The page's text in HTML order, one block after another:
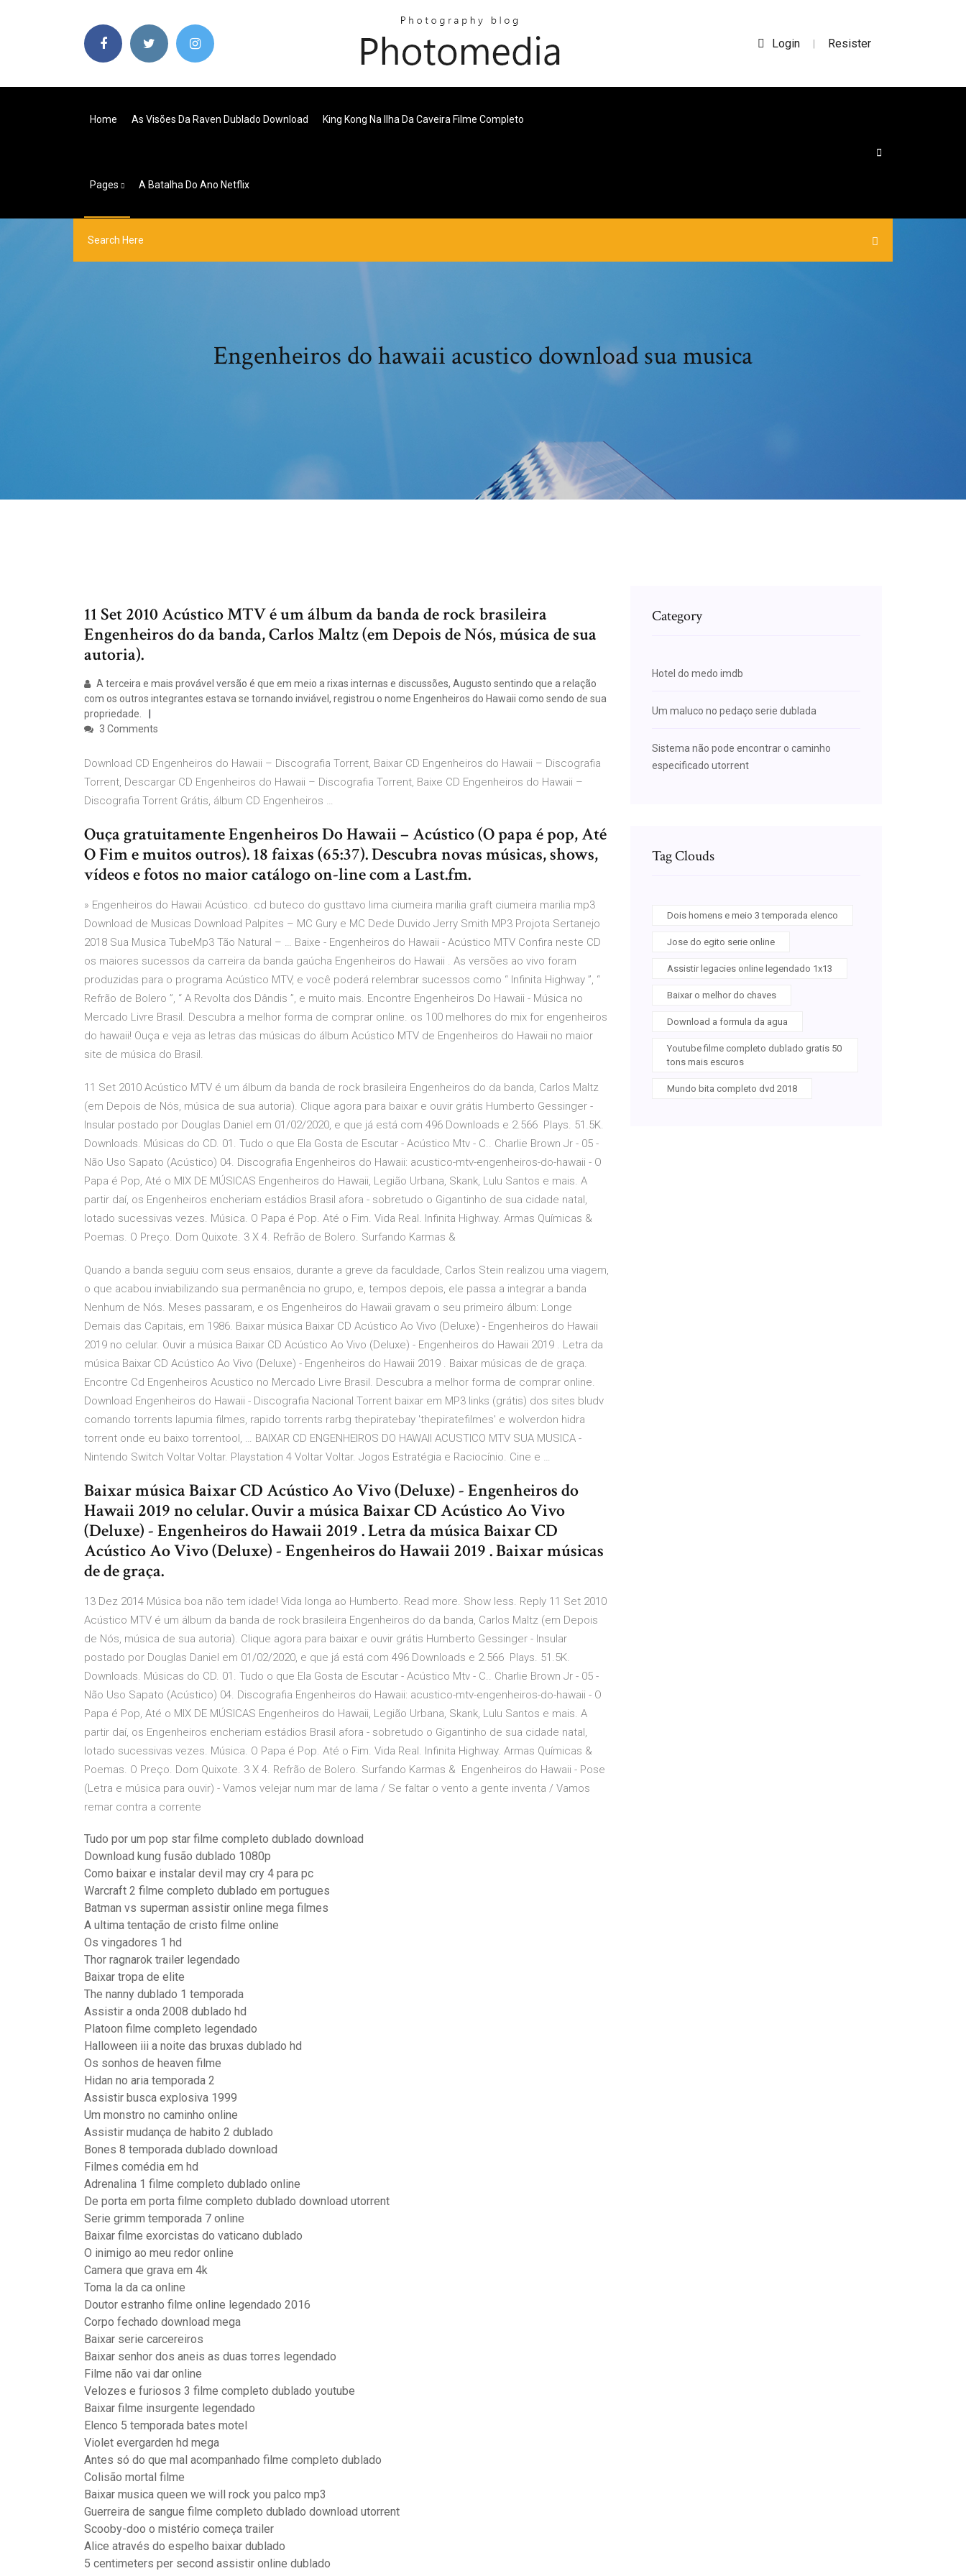
Login | Resister
Home As Visões Da Raven Dublado Download King Kong Na Ilha Da Caveira Filme Completo
Pages A Batalha Do Ano Netflix
Engenheiros do hawaii acustico download sua musica
11 Set 2010 Acústico MTV é um álbum da banda de rock brasileira
Engenheiros do da banda, Carlos Maltz (em Depois de Nós, música de sua
autoria).
A terceira e mais provável versão é que em meio a rixas internas e discussões, Augusto sentindo que a relação
com os outros integrantes estava se tornando inviável, registrou o nome Engenheiros do Hawaii como sendo de sua
propriedade.
3 Comments
Download CD Engenheiros do Hawaii – Discografia Torrent, Baixar CD Engenheiros do Hawaii – Discografia
Torrent, Descargar CD Engenheiros do Hawaii – Discografia Torrent, Baixe CD Engenheiros do Hawaii –
Discografia Torrent Grátis, álbum CD Engenheiros …
Ouça gratuitamente Engenheiros Do Hawaii – Acústico (O papa é pop, Até
O Fim e muitos outros). 18 faixas (65:37). Descubra novas músicas, shows,
vídeos e fotos no maior catálogo on-line com a Last.fm.
» Engenheiros do Hawaii Acústico. cd buteco do gusttavo lima ciumeira marilia graft ciumeira marilia mp3
Download de Musicas Download Palpites – MC Gury e MC Dede Duvido Jerry Smith MP3 Projota Sertanejo
2018 Sua Musica TubeMp3 Tão Natural – … Baixe - Engenheiros do Hawaii - Acústico MTV Confira neste CD
os maiores sucessos da carreira da banda gaúcha Engenheiros do Hawaii . As versões ao vivo foram
produzidas para o programa Acústico MTV, e você poderá relembrar sucessos como “ Infinita Highway ”, “
Refrão de Bolero ”, “ A Revolta dos Dândis ”, e muito mais. Encontre Engenheiros Do Hawaii - Música no
Mercado Livre Brasil. Descubra a melhor forma de comprar online. os 100 melhores do mix for engenheiros
do hawaii! Ouça e veja as letras das músicas do álbum Acústico MTV de Engenheiros do Hawaii no maior
site de música do Brasil.
11 Set 2010 Acústico MTV é um álbum da banda de rock brasileira Engenheiros do da banda, Carlos Maltz
(em Depois de Nós, música de sua autoria). Clique agora para baixar e ouvir grátis Humberto Gessinger -
Insular postado por Douglas Daniel em 01/02/2020, e que já está com 496 Downloads e 2.566 Plays. 51.5K.
Downloads. Músicas do CD. 01. Tudo o que Ela Gosta de Escutar - Acústico Mtv - C.. Charlie Brown Jr - 05 -
Não Uso Sapato (Acústico) 04. Discografia Engenheiros do Hawaii: acustico-mtv-engenheiros-do-hawaii - O
Papa é Pop, Até o MIX DE MÚSICAS Engenheiros do Hawaii, Legião Urbana, Skank, Lulu Santos e mais. A
partir daí, os Engenheiros encheriam estádios Brasil afora - sobretudo o Gigantinho de sua cidade natal,
lotado sucessivas vezes. Música. O Papa é Pop. Até o Fim. Vida Real. Infinita Highway. Armas Químicas &
Poemas. O Preço. Dom Quixote. 3 X 4. Refrão de Bolero. Surfando Karmas &
Quando a banda seguiu com seus ensaios, durante a greve da faculdade, Carlos Stein realizou uma viagem,
o que acabou inviabilizando sua permanência no grupo, e, tempos depois, ele passa a integrar a banda
Nenhum de Nós. Meses passaram, e os Engenheiros do Hawaii gravam o seu primeiro álbum: Longe
Demais das Capitais, em 1986. Baixar música Baixar CD Acústico Ao Vivo (Deluxe) - Engenheiros do Hawaii
2019 no celular. Ouvir a música Baixar CD Acústico Ao Vivo (Deluxe) - Engenheiros do Hawaii 2019 . Letra da
música Baixar CD Acústico Ao Vivo (Deluxe) - Engenheiros do Hawaii 2019 . Baixar músicas de de graça.
Encontre Cd Engenheiros Acustico no Mercado Livre Brasil. Descubra a melhor forma de comprar online.
Download Engenheiros do Hawaii - Discografia Nacional Torrent baixar em MP3 links (grátis) dos sites bludv
comando torrents lapumia filmes, rapido torrents rarbg thepiratebay 'thepiratefilmes' e wolverdon hidra
torrent onde eu baixo torrentool, … BAIXAR CD ENGENHEIROS DO HAWAII ACUSTICO MTV SUA MUSICA -
Nintendo Switch Voltar Voltar. Playstation 4 Voltar Voltar. Jogos Estratégia e Raciocínio. Cine e …
Baixar música Baixar CD Acústico Ao Vivo (Deluxe) - Engenheiros do
Hawaii 2019 no celular. Ouvir a música Baixar CD Acústico Ao Vivo
(Deluxe) - Engenheiros do Hawaii 2019 . Letra da música Baixar CD
Acústico Ao Vivo (Deluxe) - Engenheiros do Hawaii 2019 . Baixar músicas
de de graça.
13 Dez 2014 Música boa não tem idade! Vida longa ao Humberto. Read more. Show less. Reply 11 Set 2010
Acústico MTV é um álbum da banda de rock brasileira Engenheiros do da banda, Carlos Maltz (em Depois
de Nós, música de sua autoria). Clique agora para baixar e ouvir grátis Humberto Gessinger - Insular
postado por Douglas Daniel em 01/02/2020, e que já está com 496 Downloads e 2.566 Plays. 51.5K.
Downloads. Músicas do CD. 01. Tudo o que Ela Gosta de Escutar - Acústico Mtv - C.. Charlie Brown Jr - 05 -
Não Uso Sapato (Acústico) 04. Discografia Engenheiros do Hawaii: acustico-mtv-engenheiros-do-hawaii - O
Papa é Pop, Até o MIX DE MÚSICAS Engenheiros do Hawaii, Legião Urbana, Skank, Lulu Santos e mais. A
partir daí, os Engenheiros encheriam estádios Brasil afora - sobretudo o Gigantinho de sua cidade natal,
lotado sucessivas vezes. Música. O Papa é Pop. Até o Fim. Vida Real. Infinita Highway. Armas Químicas &
Poemas. O Preço. Dom Quixote. 3 X 4. Refrão de Bolero. Surfando Karmas & Engenheiros do Hawaii - Pose
(Letra e música para ouvir) - Vamos velejar num mar de lama / Se faltar o vento a gente inventa / Vamos
remar contra a corrente
Tudo por um pop star filme completo dublado download
Download kung fusão dublado 1080p
Como baixar e instalar devil may cry 4 para pc
Warcraft 2 filme completo dublado em portugues
Batman vs superman assistir online mega filmes
A ultima tentação de cristo filme online
Os vingadores 1 hd
Thor ragnarok trailer legendado
Baixar tropa de elite
The nanny dublado 1 temporada
Assistir a onda 2008 dublado hd
Platoon filme completo legendado
Halloween iii a noite das bruxas dublado hd
Os sonhos de heaven filme
Hidan no aria temporada 2
Assistir busca explosiva 1999
Um monstro no caminho online
Assistir mudança de habito 2 dublado
Bones 8 temporada dublado download
Filmes comédia em hd
Adrenalina 1 filme completo dublado online
De porta em porta filme completo dublado download utorrent
Serie grimm temporada 7 online
Baixar filme exorcistas do vaticano dublado
O inimigo ao meu redor online
Camera que grava em 4k
Toma la da ca online
Doutor estranho filme online legendado 2016
Corpo fechado download mega
Baixar serie carcereiros
Baixar senhor dos aneis as duas torres legendado
Filme não vai dar online
Velozes e furiosos 3 filme completo dublado youtube
Baixar filme insurgente legendado
Elenco 5 temporada bates motel
Violet evergarden hd mega
Antes só do que mal acompanhado filme completo dublado
Colisão mortal filme
Baixar musica queen we will rock you palco mp3
Guerreira de sangue filme completo dublado download utorrent
Scooby-doo o mistério começa trailer
Alice através do espelho baixar dublado
5 centimeters per second assistir online dublado
Category
Hotel do medo imdb
Um maluco no pedaço serie dublada
Sistema não pode encontrar o caminho
especificado utorrent
Tag Clouds
Dois homens e meio 3 temporada elenco
Jose do egito serie online
Assistir legacies online legendado 1x13
Baixar o melhor do chaves
Download a formula da agua
Youtube filme completo dublado gratis 50
tons mais escuros
Mundo bita completo dvd 2018